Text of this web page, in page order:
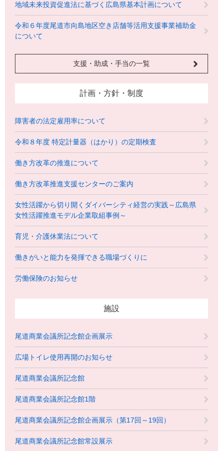
地域未来投資促進法に基づく広島県基本計画について
令和６年度尾道市向島地区空き店舗等活用支援事業補助金
について
支援・助成・手当の一覧
計画・方針・制度
障害者の法定雇用率について
令和８年度 特定計量器（はかり）の定期検査
働き方改革の推進について
働き方改革推進支援センターのご案内
女性活躍から切り開くダイバーシティ経営の実践～広島県
女性活躍推進モデル企業取組事例～
育児・介護休業法について
働きがいと能力を発揮できる職場づくりに
労働保険のお知らせ
施設
尾道商業会議所記念館企画展示
広場トイレ使用再開のお知らせ
尾道商業会議所記念館
尾道商業会議所記念館1階
尾道商業会議所記念館企画展示（第17回～19回）
尾道商業会議所記念館常設展示